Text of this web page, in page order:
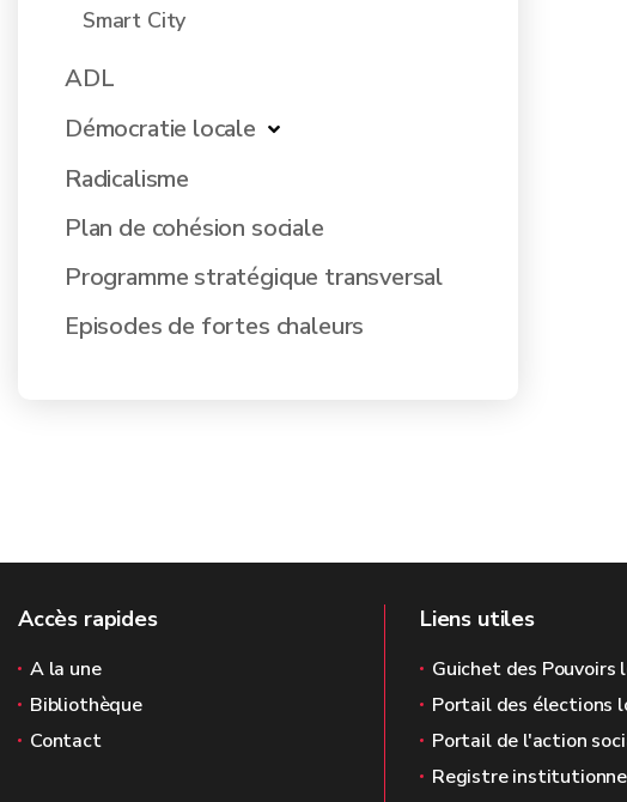
Smart City
ADL
Démocratie locale
Radicalisme
Plan de cohésion sociale
Programme stratégique transversal
Episodes de fortes chaleurs
Accès rapides
A la une
Bibliothèque
Contact
Liens utiles
Guichet des Pouvoirs
Portail des élections
Portail de l'action
Registre